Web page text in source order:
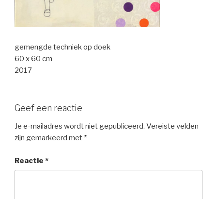
gemengde techniek op doek
60 x 60 cm
2017
Geef een reactie
Je e-mailadres wordt niet gepubliceerd. Vereiste velden
zijn gemarkeerd met *
Reactie *